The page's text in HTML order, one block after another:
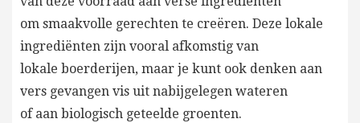
om smaakvolle gerechten te creëren. Deze lokale
ingrediënten zijn vooral afkomstig van
lokale boerderijen, maar je kunt ook denken aan
vers gevangen vis uit nabijgelegen wateren
of aan biologisch geteelde groenten.